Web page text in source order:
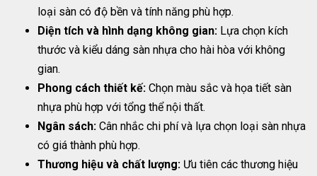
loại sàn có độ bền và tính năng phù hợp.
Diện tích và hình dạng không gian: Lựa chọn kích
thước và kiểu dáng sàn nhựa cho hài hòa với không
gian.
Phong cách thiết kế: Chọn màu sắc và họa tiết sàn
nhựa phù hợp với tổng thể nội thất.
Ngân sách: Cân nhắc chi phí và lựa chọn loại sàn nhựa
có giá thành phù hợp.
Thương hiệu và chất lượng: Ưu tiên các thương hiệu